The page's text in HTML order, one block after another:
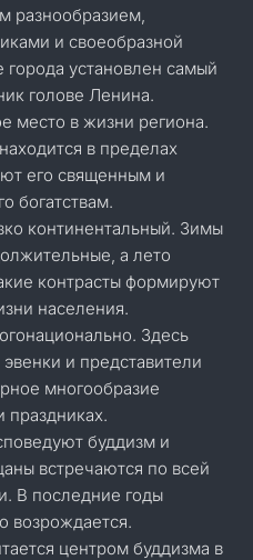
разнообразием,
и своеобразной
города установлен самый
голове Ленина.
место в жизни региона.
в пределах
его священным и
богатствам.
континентальный. Зимы
а лето
контрасты формируют
населения.
Здесь
и представители
многообразие
праздниках.
буддизм и
встречаются по всей
В последние годы
возрождается.
центром буддизма в